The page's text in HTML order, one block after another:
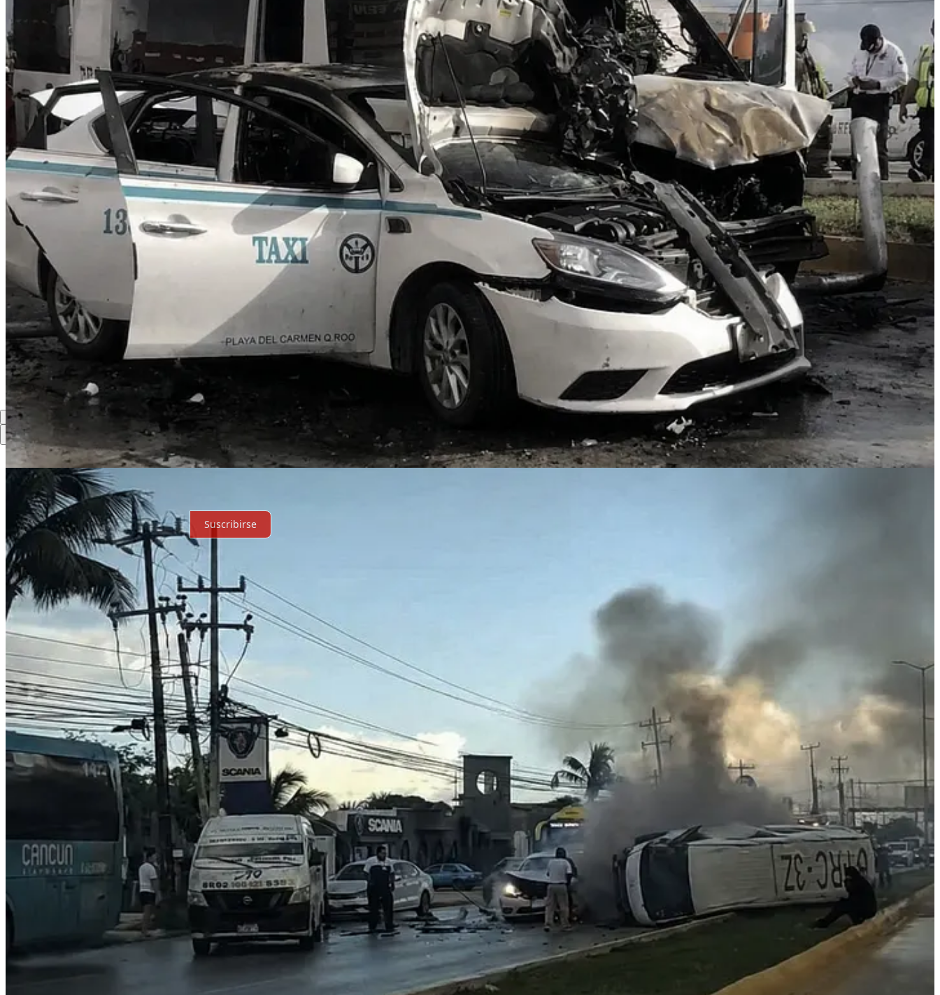
Elementos del Heroico Cuerpo de Bomberos de Cancún trabajaron intensamente para sofocar las llamas y evitar que el fuego alcanzara otros vehículos. Paramédicos de la Cruz Roja y empresas privadas
atendieron en el lugar a dos personas lesionadas, incluido el presunto responsable, quien fue trasladado bajo custodia al Hospital General de Cancún en estado delicado.
La vialidad permaneció cerrada en ambos sentidos durante casi dos horas, generando un severo congestionamiento vehicular en una de las arterias más transitadas de la ciudad.
Los tres vehículos siniestrados fueron remolcados al corralón municipal para los peritajes correspondientes, donde se determinará con precisión la mecánica del accidente y las responsabilidades penales y civiles.
El Bulevar Colosio vuelve a ser noticia por un accidente de grandes proporciones, en un tramo que ya acumula decenas de choques graves en los últimos años debido a exceso de velocidad y condiciones
climáticas adversas.
Compartir
Discusión sobre este post
Comentarios Restacks
Lo mejor de
Sin posts
Por supuesto, sigue adelante.
Suscribirse
© 2026 Expediente Quintana Roo· Privacidad
Crea tu Substack
Descargar la app
Substackes el hogar de la gran cultura